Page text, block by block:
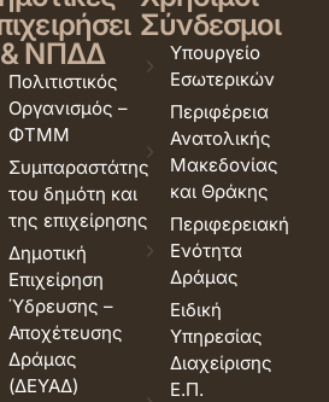
ΝΠΔΔ
Πολιτιστικός
Οργανισμός –
ΦΤΜΜ
Συμπαραστάτης
του δημότη και
της επιχείρησης
Δημοτική
Επιχείρηση
Ύδρευσης –
Αποχέτευσης
Δράμας
(ΔΕΥΑΔ)
Σύνδεσμοι
Υπουργείο
Εσωτερικών
Περιφέρεια
Ανατολικής
Μακεδονίας
και Θράκης
Περιφερειακή
Ενότητα
Δράμας
Ειδική
Υπηρεσίας
Διαχείρισης
Ε.Π.